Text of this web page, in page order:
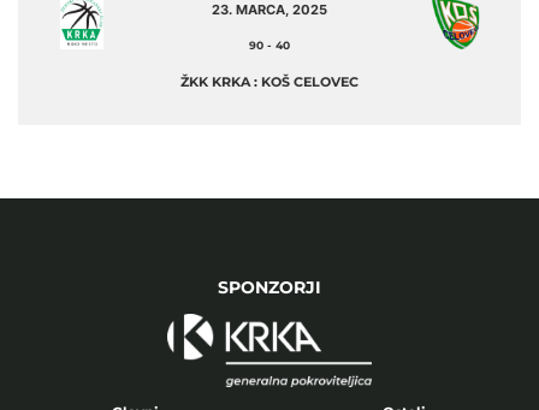
23. MARCA, 2025
90 - 40
ŽKK KRKA : KOŠ CELOVEC
SPONZORJI